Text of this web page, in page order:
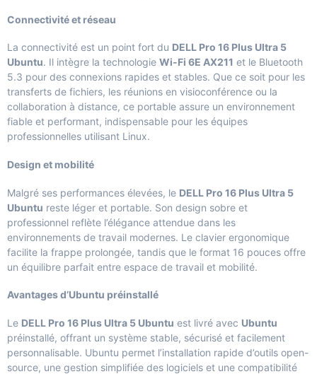
Connectivité et réseau
La connectivité est un point fort du DELL Pro 16 Plus Ultra 5
Ubuntu. Il intègre la technologie Wi-Fi 6E AX211 et le Bluetooth
5.3 pour des connexions rapides et stables. Que ce soit pour les
transferts de fichiers, les réunions en visioconférence ou la
collaboration à distance, ce portable assure un environnement
fiable et performant, indispensable pour les équipes
professionnelles utilisant Linux.
Design et mobilité
Malgré ses performances élevées, le DELL Pro 16 Plus Ultra 5
Ubuntu reste léger et portable. Son design sobre et
professionnel reflète l’élégance attendue dans les
environnements de travail modernes. Le clavier ergonomique
facilite la frappe prolongée, tandis que le format 16 pouces offre
un équilibre parfait entre espace de travail et mobilité.
Avantages d’Ubuntu préinstallé
Le DELL Pro 16 Plus Ultra 5 Ubuntu est livré avec Ubuntu
préinstallé, offrant un système stable, sécurisé et facilement
personnalisable. Ubuntu permet l’installation rapide d’outils open-
source, une gestion simplifiée des logiciels et une compatibilité